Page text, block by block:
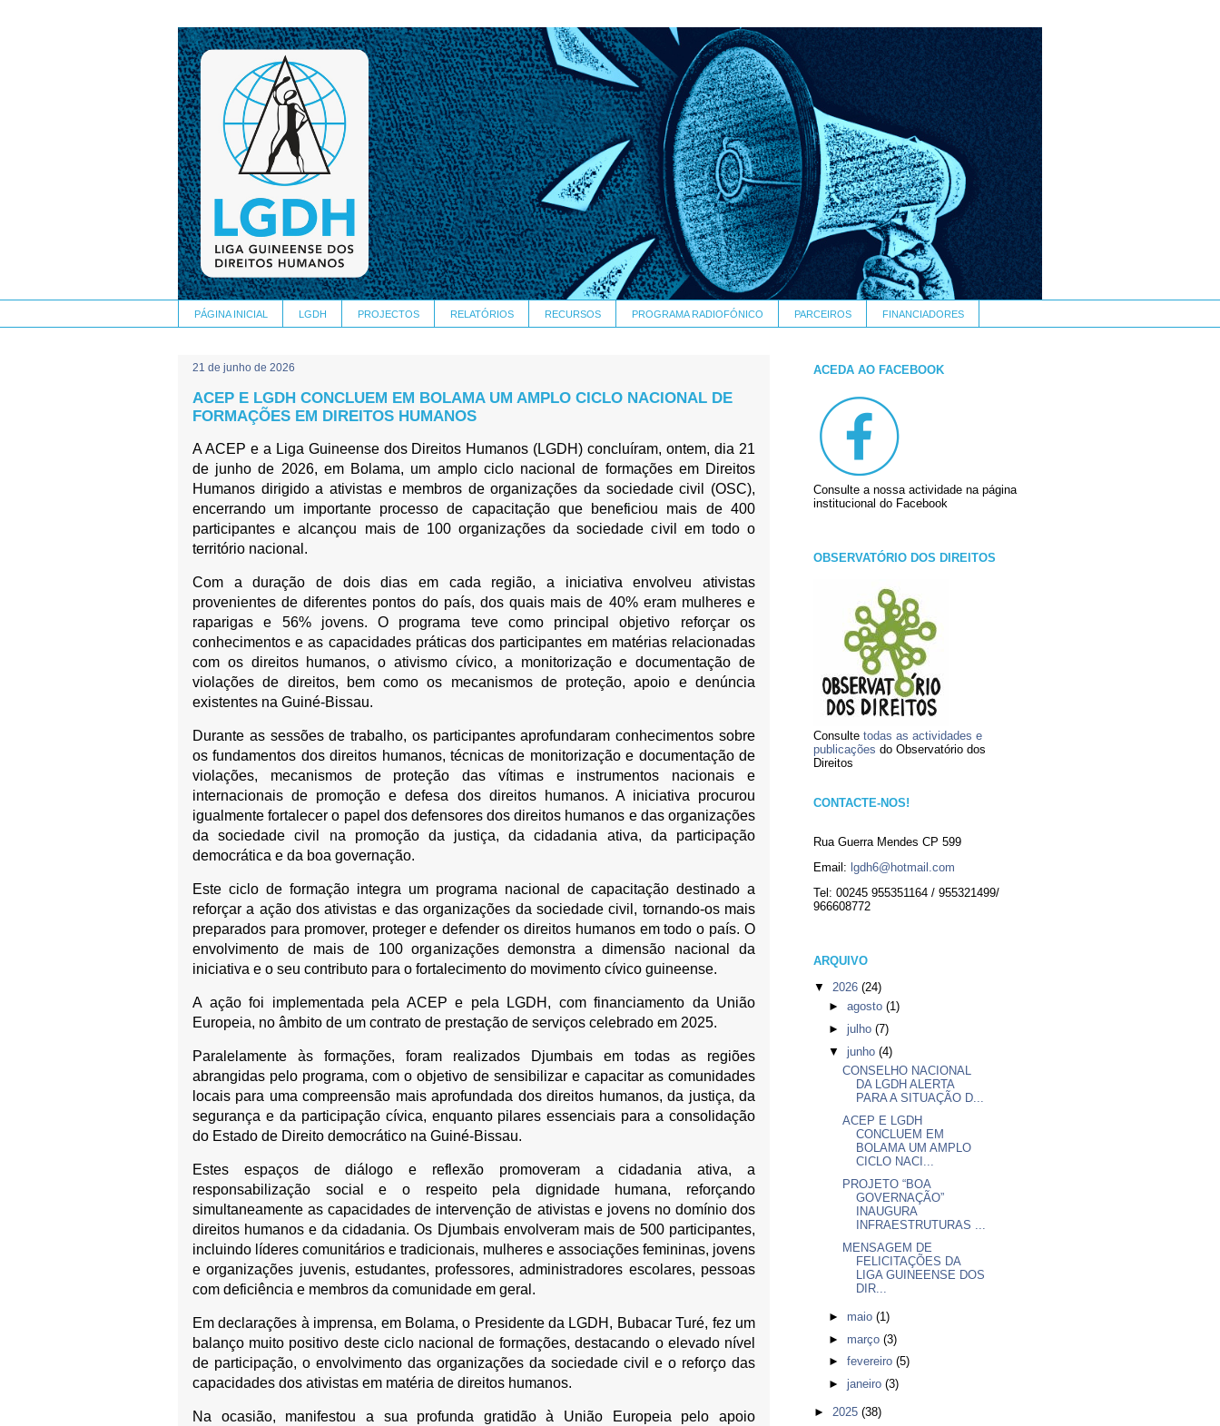
PÁGINA INICIAL LGDH PROJECTOS RELATÓRIOS RECURSOS PROGRAMA RADIOFÓNICO PARCEIROS FINANCIADORES
21 de junho de 2026
ACEP E LGDH CONCLUEM EM BOLAMA UM AMPLO CICLO NACIONAL DE
FORMAÇÕES EM DIREITOS HUMANOS
A ACEP e a Liga Guineense dos Direitos Humanos (LGDH) concluíram, ontem, dia 21
de junho de 2026, em Bolama, um amplo ciclo nacional de formações em Direitos
Humanos dirigido a ativistas e membros de organizações da sociedade civil (OSC),
encerrando um importante processo de capacitação que beneficiou mais de 400
participantes e alcançou mais de 100 organizações da sociedade civil em todo o
território nacional.
Com a duração de dois dias em cada região, a iniciativa envolveu ativistas
provenientes de diferentes pontos do país, dos quais mais de 40% eram mulheres e
raparigas e 56% jovens. O programa teve como principal objetivo reforçar os
conhecimentos e as capacidades práticas dos participantes em matérias relacionadas
com os direitos humanos, o ativismo cívico, a monitorização e documentação de
violações de direitos, bem como os mecanismos de proteção, apoio e denúncia
existentes na Guiné-Bissau.
Durante as sessões de trabalho, os participantes aprofundaram conhecimentos sobre
os fundamentos dos direitos humanos, técnicas de monitorização e documentação de
violações, mecanismos de proteção das vítimas e instrumentos nacionais e
internacionais de promoção e defesa dos direitos humanos. A iniciativa procurou
igualmente fortalecer o papel dos defensores dos direitos humanos e das organizações
da sociedade civil na promoção da justiça, da cidadania ativa, da participação
democrática e da boa governação.
Este ciclo de formação integra um programa nacional de capacitação destinado a
reforçar a ação dos ativistas e das organizações da sociedade civil, tornando-os mais
preparados para promover, proteger e defender os direitos humanos em todo o país. O
envolvimento de mais de 100 organizações demonstra a dimensão nacional da
iniciativa e o seu contributo para o fortalecimento do movimento cívico guineense.
A ação foi implementada pela ACEP e pela LGDH, com financiamento da União
Europeia, no âmbito de um contrato de prestação de serviços celebrado em 2025.
Paralelamente às formações, foram realizados Djumbais em todas as regiões
abrangidas pelo programa, com o objetivo de sensibilizar e capacitar as comunidades
locais para uma compreensão mais aprofundada dos direitos humanos, da justiça, da
segurança e da participação cívica, enquanto pilares essenciais para a consolidação
do Estado de Direito democrático na Guiné-Bissau.
Estes espaços de diálogo e reflexão promoveram a cidadania ativa, a
responsabilização social e o respeito pela dignidade humana, reforçando
simultaneamente as capacidades de intervenção de ativistas e jovens no domínio dos
direitos humanos e da cidadania. Os Djumbais envolveram mais de 500 participantes,
incluindo líderes comunitários e tradicionais, mulheres e associações femininas, jovens
e organizações juvenis, estudantes, professores, administradores escolares, pessoas
com deficiência e membros da comunidade em geral.
Em declarações à imprensa, em Bolama, o Presidente da LGDH, Bubacar Turé, fez um
balanço muito positivo deste ciclo nacional de formações, destacando o elevado nível
de participação, o envolvimento das organizações da sociedade civil e o reforço das
capacidades dos ativistas em matéria de direitos humanos.
Na ocasião, manifestou a sua profunda gratidão à União Europeia pelo apoio
ACEDA AO FACEBOOK
Consulte a nossa actividade na página
institucional do Facebook
OBSERVATÓRIO DOS DIREITOS
Consulte todas as actividades e
publicações do Observatório dos
Direitos
CONTACTE-NOS!
Rua Guerra Mendes CP 599
Email: lgdh6@hotmail.com
Tel: 00245 955351164 / 955321499/
966608772
ARQUIVO
▼ 2026 (24)
► agosto (1)
► julho (7)
▼ junho (4)
CONSELHO NACIONAL
DA LGDH ALERTA
PARA A SITUAÇÃO D...
ACEP E LGDH
CONCLUEM EM
BOLAMA UM AMPLO
CICLO NACI...
PROJETO “BOA
GOVERNAÇÃO”
INAUGURA
INFRAESTRUTURAS ...
MENSAGEM DE
FELICITAÇÕES DA
LIGA GUINEENSE DOS
DIR...
► maio (1)
► março (3)
► fevereiro (5)
► janeiro (3)
► 2025 (38)